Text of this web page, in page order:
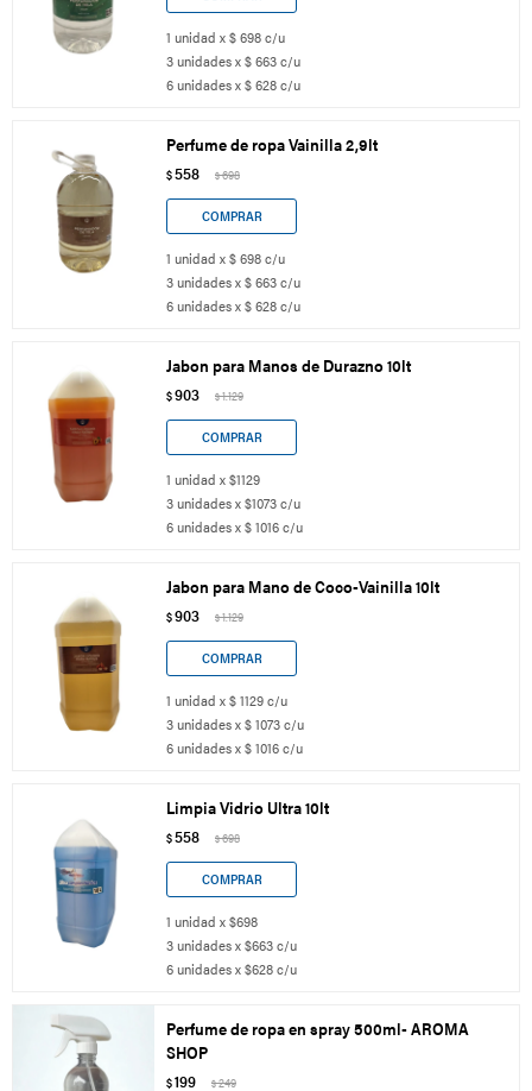
1 unidad x $ 698 c/u
3 unidades x $ 663 c/u
6 unidades x $ 628 c/u
Perfume de ropa Vainilla 2,9lt
$558 $698
1 unidad x $ 698 c/u
3 unidades x $ 663 c/u
6 unidades x $ 628 c/u
Jabon para Manos de Durazno 10lt
$903 $1.129
1 unidad x $1129
3 unidades x $1073 c/u
6 unidades x $ 1016 c/u
Jabon para Mano de Coco-Vainilla 10lt
$903 $1.129
1 unidad x $ 1129 c/u
3 unidades x $ 1073 c/u
6 unidades x $ 1016 c/u
Limpia Vidrio Ultra 10lt
$558 $698
1 unidad x $698
3 unidades x $663 c/u
6 unidades x $628 c/u
Perfume de ropa en spray 500ml- AROMA
SHOP
$199 $249